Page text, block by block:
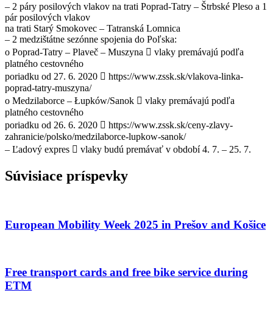
– 2 páry posilových vlakov na trati Poprad-Tatry – Štrbské Pleso a 1
pár posilových vlakov
na trati Starý Smokovec – Tatranská Lomnica
– 2 medzištátne sezónne spojenia do Poľska:
o Poprad-Tatry – Plaveč – Muszyna  vlaky premávajú podľa
platného cestovného
poriadku od 27. 6. 2020  https://www.zssk.sk/vlakova-linka-
poprad-tatry-muszyna/
o Medzilaborce – Łupków/Sanok  vlaky premávajú podľa
platného cestovného
poriadku od 26. 6. 2020  https://www.zssk.sk/ceny-zlavy-
zahranicie/polsko/medzilaborce-lupkow-sanok/
– Ľadový expres  vlaky budú premávať v období 4. 7. – 25. 7.
Súvisiace príspevky
European Mobility Week 2025 in Prešov and Košice
Free transport cards and free bike service during
ETM